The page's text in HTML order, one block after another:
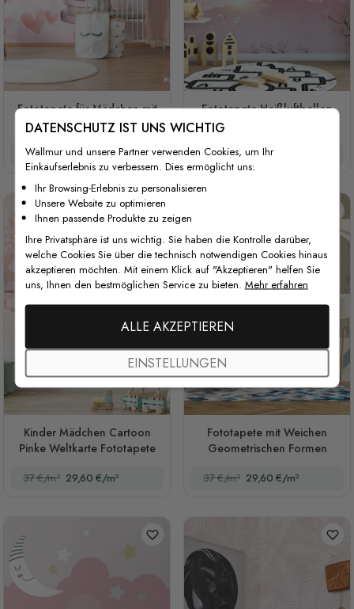
Fototapete für Mädchen mit
Einhorn und pinken Blumen
37 €/m² 29,60 €/m²
Fototapete Heißluftballon
mit rosa Berglandschaft
37 €/m² 29,60 €/m²
Kinder Mädchen Cartoon
Pinke Weltkarte Fototapete
37 €/m² 29,60 €/m²
Fototapete mit Weichen
Geometrischen Formen
37 €/m² 29,60 €/m²
DATENSCHUTZ IST UNS WICHTIG
Wallmur und unsere Partner verwenden Cookies, um Ihr
Einkaufserlebnis zu verbessern. Dies ermöglicht uns:
Ihr Browsing-Erlebnis zu personalisieren
Unsere Website zu optimieren
Ihnen passende Produkte zu zeigen
Ihre Privatsphäre ist uns wichtig. Sie haben die Kontrolle darüber,
welche Cookies Sie über die technisch notwendigen Cookies hinaus
akzeptieren möchten. Mit einem Klick auf "Akzeptieren" helfen Sie
uns, Ihnen den bestmöglichen Service zu bieten. Mehr erfahren
ALLE AKZEPTIEREN
EINSTELLUNGEN